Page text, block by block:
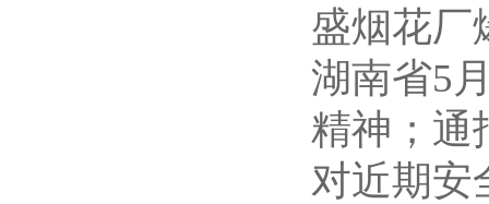
盛烟花厂
湖南省5
精神；通
对近期安